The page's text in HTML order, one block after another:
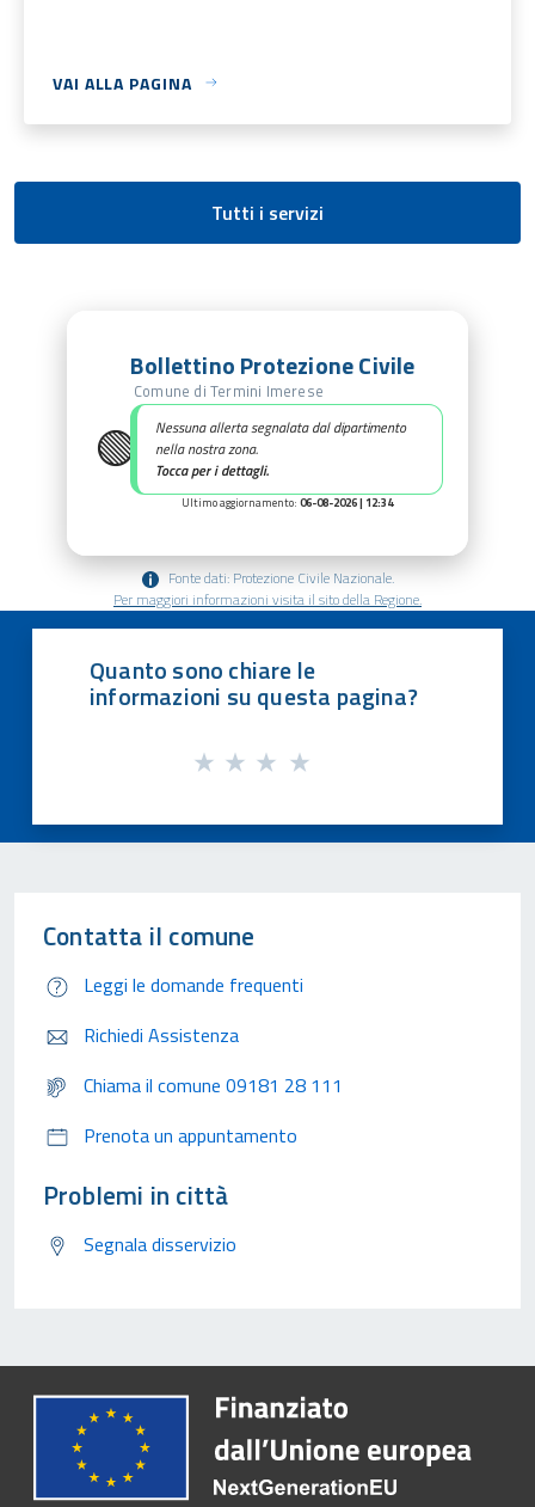
VAI ALLA PAGINA
Tutti i servizi
🟢
Bollettino Protezione Civile
Comune di Termini Imerese
Nessuna allerta segnalata dal dipartimento
nella nostra zona.
Tocca per i dettagli.
Ultimo aggiornamento: 06-08-2026 | 12:34
Fonte dati: Protezione Civile Nazionale.
Per maggiori informazioni visita il sito della Regione.
Quanto sono chiare le
informazioni su questa pagina?
Contatta il comune
Leggi le domande frequenti
Richiedi Assistenza
Chiama il comune 09181 28 111
Prenota un appuntamento
Problemi in città
Segnala disservizio